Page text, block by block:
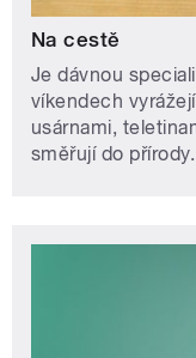
Na cestě
Je dávnou
víkendech
usárnami,
směřují do přírody.